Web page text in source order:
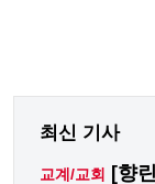
최신 기사
교계/교회
[향